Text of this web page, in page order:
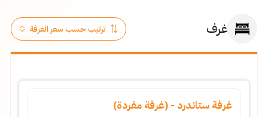
غرف
غرفة ستاندرد - (غرفة مفردة)